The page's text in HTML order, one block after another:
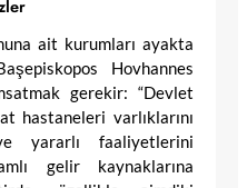
ait kurumları ayakta
Hovhannes
gerekir: “Devlet
hastaneleri varlıklarını
yararlı faaliyetlerini
gelir kaynaklarına